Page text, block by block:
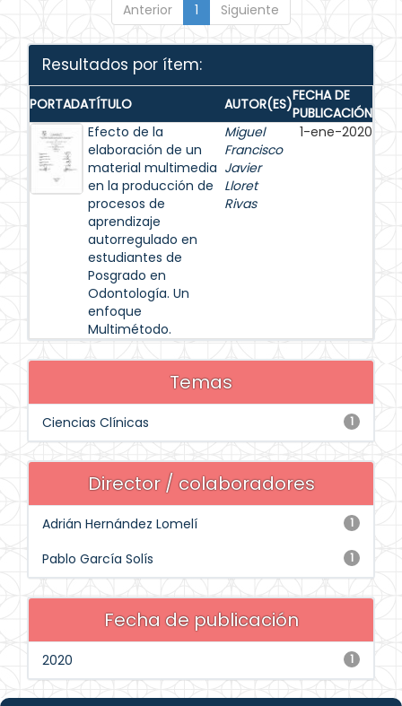
Anterior 1 Siguiente
Resultados por ítem:
PORTADATÍTULO AUTOR(ES)FECHA DE
PUBLICACIÓN
Efecto de la
elaboración de un
material multimedia
en la producción de
procesos de
aprendizaje
autorregulado en
estudiantes de
Posgrado en
Odontología. Un
enfoque
Multimétodo.
Miguel
Francisco
Javier
Lloret
Rivas
1-ene-2020
Temas
1
Ciencias Clínicas
Director / colaboradores
1
Adrián Hernández Lomelí
1
Pablo García Solís
Fecha de publicación
1
2020